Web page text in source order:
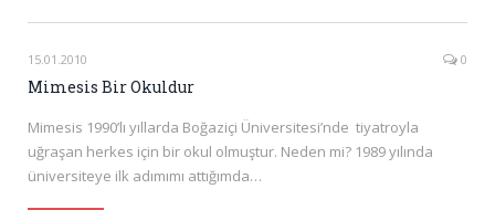
15.01.2010 0
Mimesis Bir Okuldur
Mimesis 1990’lı yıllarda Boğaziçi Üniversitesi’nde tiyatroyla
uğraşan herkes için bir okul olmuştur. Neden mi? 1989 yılında
üniversiteye ilk adımımı attığımda…